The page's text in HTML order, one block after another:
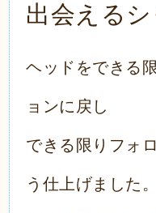
出会えるシ
ヘッドをできる
ョンに戻し
できる限りフォ
う仕上げました。